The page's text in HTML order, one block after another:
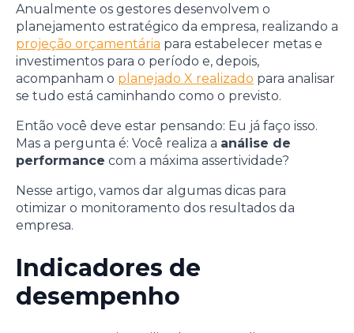
Anualmente os gestores desenvolvem o
planejamento estratégico da empresa, realizando a
projeção orçamentária para estabelecer metas e
investimentos para o período e, depois,
acompanham o planejado X realizado para analisar
se tudo está caminhando como o previsto.
Então você deve estar pensando: Eu já faço isso.
Mas a pergunta é: Você realiza a análise de
performance com a máxima assertividade?
Nesse artigo, vamos dar algumas dicas para
otimizar o monitoramento dos resultados da
empresa.
Indicadores de
desempenho